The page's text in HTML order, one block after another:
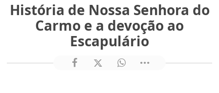
História de Nossa Senhora do
Carmo e a devoção ao
Escapulário